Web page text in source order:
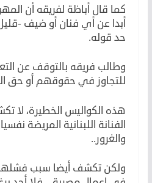
كما قال أباظة لفريقه أن
أبدا عن أي فنان أو ضيف -
حد قوله.
وطالب فريقه بالتوقف عن
للتجاوز في حقوقهم أو حق
هذه الكواليس الخطيرة،
الفنانة اللبنانية المريضة
والغرور..
ولكن تكشف أيضا سبب فشلها